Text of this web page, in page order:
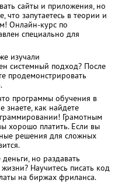
сайты и приложения, но
запутаетесь в теории и
Онлайн-курс по
специально для
изучали
системный подход? После
продемонстрировать
программы обучения в
знаете, как найдете
Грамотным
хорошо платить. Если вы
решения для сложных
но раздавать
Научитесь писать код
на биржах фриланса.